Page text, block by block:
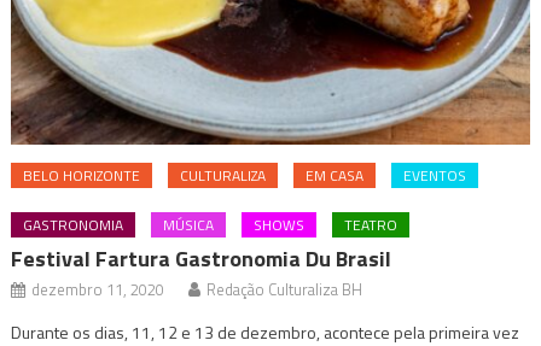
BELO HORIZONTE CULTURALIZA EM CASA EVENTOS
GASTRONOMIA MÚSICA SHOWS TEATRO
Festival Fartura Gastronomia Du Brasil
dezembro 11, 2020 Redação Culturaliza BH
Durante os dias, 11, 12 e 13 de dezembro, acontece pela primeira vez